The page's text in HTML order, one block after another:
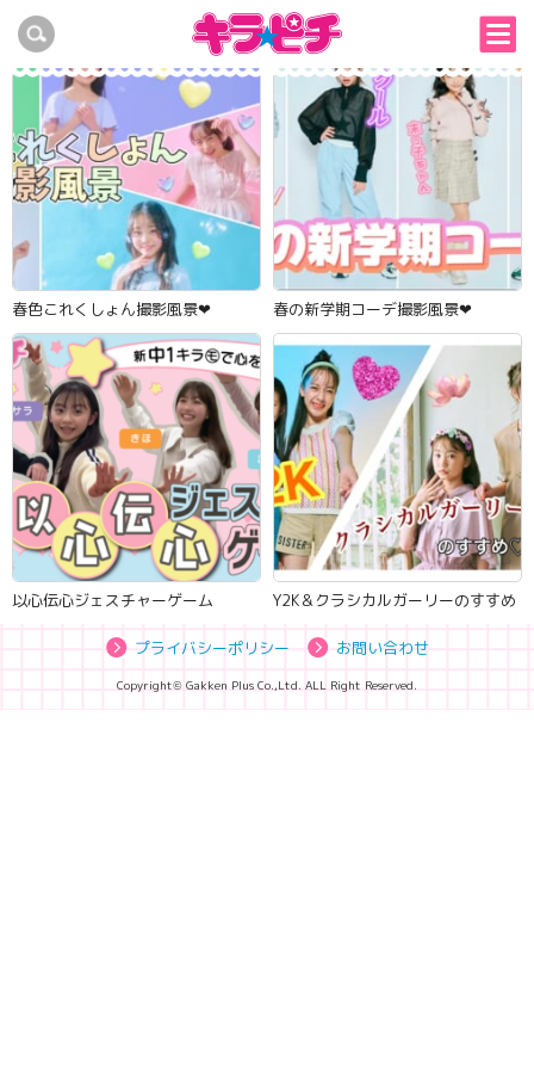
キラピチ2月号ふろく紹介♪
春色これくしょん撮影風景‪‪❤︎‬ 春の新学期コーデ撮影風景‪‪❤︎‬
以心伝心ジェスチャーゲーム Y2K＆クラシカルガーリーのすすめ
プライバシーポリシー お問い合わせ
Copyright© Gakken Plus Co.,Ltd. ALL Right Reserved.